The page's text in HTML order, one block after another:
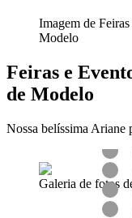
Imagem de
Modelo
Feiras e
de Modelo
Nossa belíssima Ariane
Galeria de fotos